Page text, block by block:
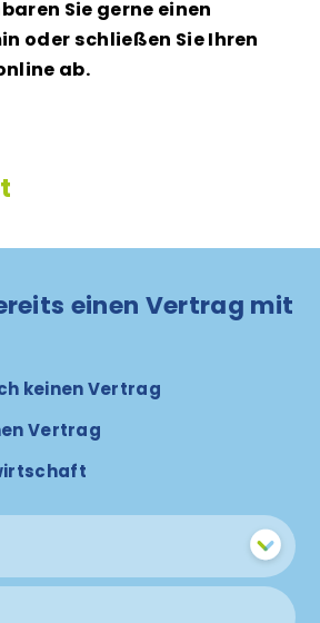
Sie gerne einen
oder schließen Sie Ihren
ab.
einen Vertrag mit
keinen Vertrag
Vertrag